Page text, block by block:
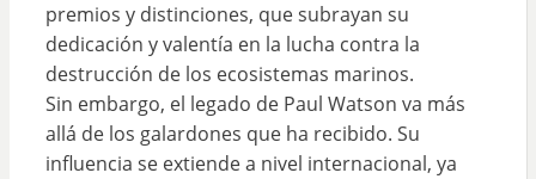
premios y distinciones, que subrayan su
dedicación y valentía en la lucha contra la
destrucción de los ecosistemas marinos.
Sin embargo, el legado de Paul Watson va más
allá de los galardones que ha recibido. Su
influencia se extiende a nivel internacional, ya